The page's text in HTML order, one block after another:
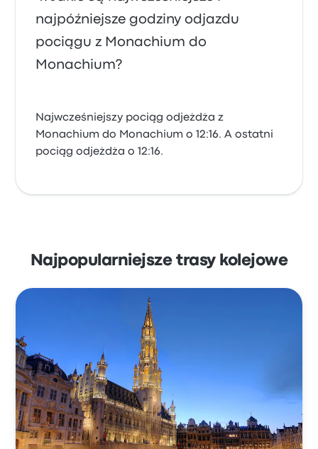
najpóźniejsze godziny odjazdu
pociągu z Monachium do
Monachium?
Najwcześniejszy pociąg odjeżdża z
Monachium do Monachium o 12:16. A ostatni
pociąg odjeżdża o 12:16.
Najpopularniejsze trasy kolejowe